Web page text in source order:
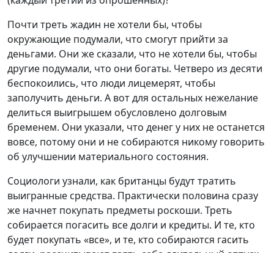
Почти треть жадин не хотели бы, чтобы
окружающие подумали, что смогут прийти за
деньгами. Они же сказали, что не хотели бы, чтобы
другие подумали, что они богаты. Четверо из десяти
беспокоились, что люди лицемерят, чтобы
заполучить деньги. А вот для остальных нежелание
делиться выигрышем обусловлено долговым
бременем. Они указали, что денег у них не останется
вовсе, потому они и не собираются никому говорить
об улучшении материального состояния.
Социологи узнали, как британцы будут тратить
выигранные средства. Практически половина сразу
же начнет покупать предметы роскоши. Треть
собирается погасить все долги и кредиты. И те, кто
будет покупать «все», и те, кто собираются гасить